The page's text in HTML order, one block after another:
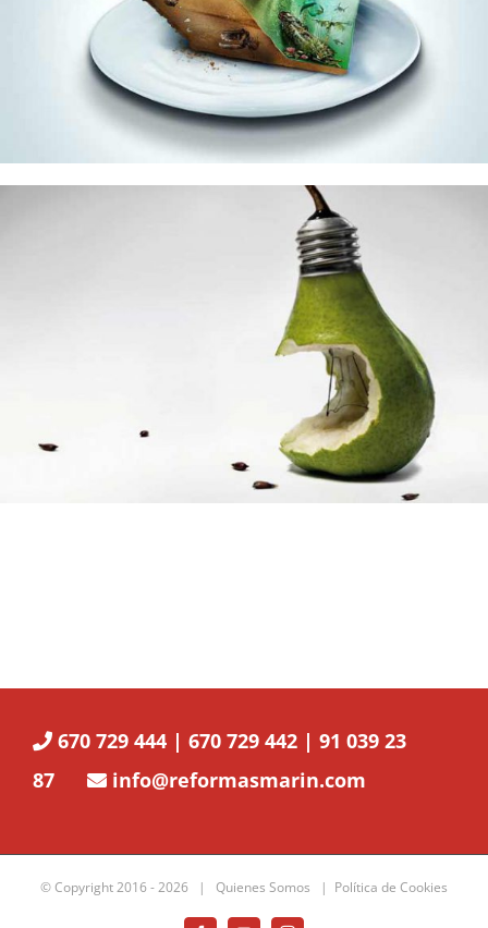
670 729 444 | 670 729 442 | 91 039 23
87
info@reformasmarin.com
© Copyright 2016 -2026 | Quienes Somos | Política de Cookies